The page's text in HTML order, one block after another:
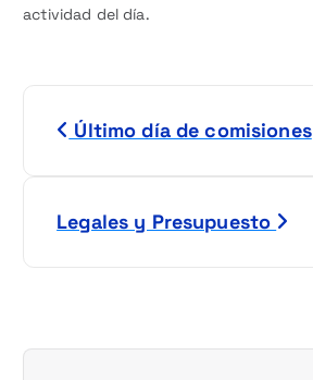
actividad del día.
a
Último día de comisiones
Legales y Presupuesto